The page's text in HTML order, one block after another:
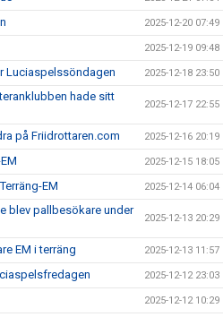
2025-12-20 07:49
2025-12-19 09:48
Luciaspelssöndagen 2025-12-18 23:50
hade sitt
2025-12-17 22:55
på Friidrottaren.com 2025-12-16 20:19
2025-12-15 18:05
EM 2025-12-14 06:04
blev pallbesökare under
2025-12-13 20:29
EM i terräng 2025-12-13 11:57
2025-12-12 23:03
2025-12-12 10:29